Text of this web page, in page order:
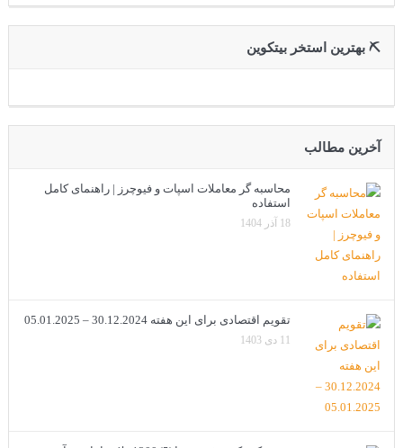
⛏ بهترین استخر بیتکوین
آخرین مطالب
محاسبه گر معاملات اسپات و فیوچرز | راهنمای کامل
استفاده
18 آذر 1404
تقویم اقتصادی برای این هفته 30.12.2024 – 05.01.2025
11 دی 1403